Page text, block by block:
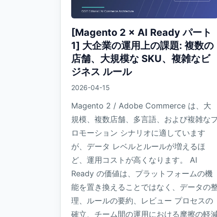
[Magento 2 × AI Ready パート
1] 大企業の運用上の課題: 複数の
店舗、大規模な SKU、複雑なビ
ジネス ルール
2026-04-15
Magento 2 / Adobe Commerce は、大
規模、複数店舗、多言語、および複雑な
ロモーション シナリオに適しています
が、データ レベルとルールが増えるほ
ど、運用コストが高くなります。 AI
Ready の価値は、プラットフォームの機
能を置き換えることではなく、データの
理、ルールの要約、レビュー プロセスの
確立、チーム間の運用における摩擦の軽